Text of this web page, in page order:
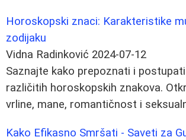
Horoskopski znaci: Karakteristike
zodijaku
Vidna Radinković 2024-07-12
Saznajte kako prepoznati i
različitih horoskopskih znakova.
vrline, mane, romantičnost i
Kako Efikasno Smršati - Saveti za